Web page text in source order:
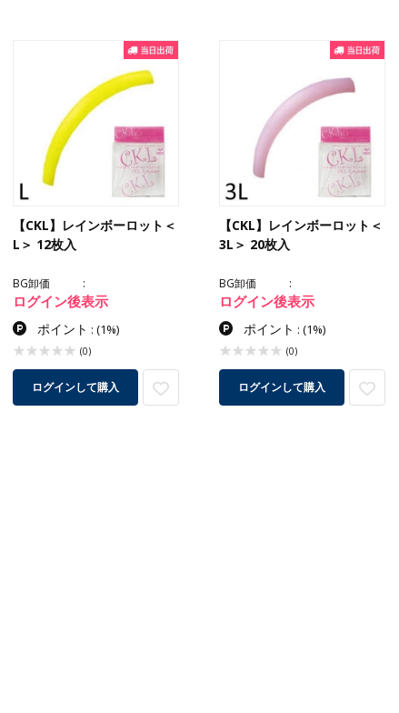
【CKL】レインボーロット＜
L＞ 12枚入
BG卸価
ログイン後表示
ポイント :(1%)
(0)
ログインして購入
【CKL】レインボーロット＜
3L＞ 20枚入
BG卸価
ログイン後表示
ポイント :(1%)
(0)
ログインして購入